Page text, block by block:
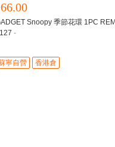
66.00
Snoopy 季節花環 1PC
-
寧自營 香港倉